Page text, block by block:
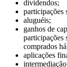
dividendos;
participações
aluguéis;
ganhos de
participações
comprados
aplicações